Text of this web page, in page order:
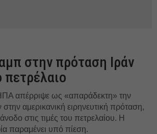
στην πρόταση Ιράν
πετρέλαιο
απέρριψε ως «απαράδεκτη» την
αμερικανική ειρηνευτική πρόταση,
στις τιμές του πετρελαίου. Η
παραμένει υπό πίεση.